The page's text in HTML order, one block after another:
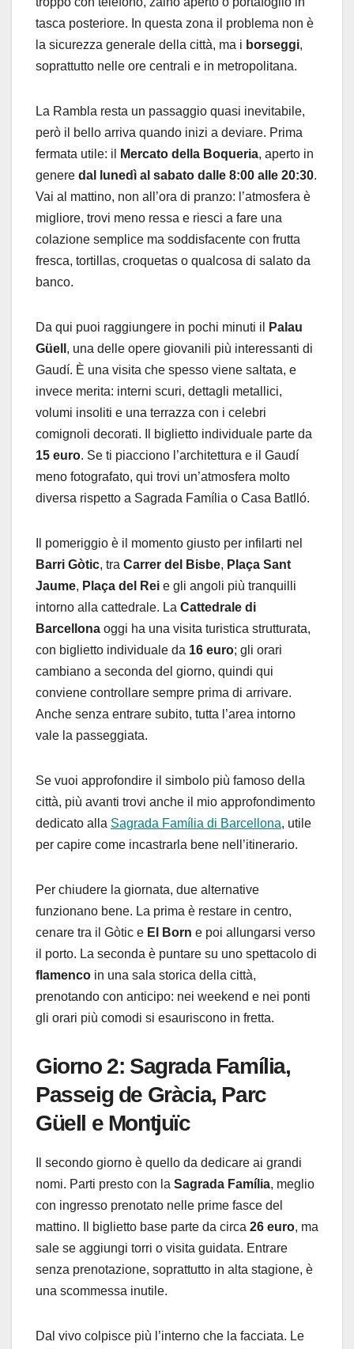
tasca posteriore. In questa zona il problema non è
la sicurezza generale della città, ma i borseggi,
soprattutto nelle ore centrali e in metropolitana.
La Rambla resta un passaggio quasi inevitabile,
però il bello arriva quando inizi a deviare. Prima
fermata utile: il
Mercato della Boqueria, aperto in
genere dal lunedì al sabato dalle 8:00 alle 20:30.
Vai al mattino, non all’ora di pranzo: l’atmosfera è
migliore, trovi meno ressa e riesci a fare una
colazione semplice ma soddisfacente con frutta
fresca, tortillas, croquetas o qualcosa di salato da
banco.
Da qui puoi raggiungere in pochi minuti il
Palau
Güell , una delle opere giovanili più interessanti di
Gaudí. È una visita che spesso viene saltata, e
invece merita: interni scuri, dettagli metallici,
volumi insoliti e una terrazza con i celebri
comignoli decorati. Il biglietto individuale parte da
15 euro. Se ti piacciono l’architettura e il Gaudí
meno fotografato, qui trovi un’atmosfera molto
diversa rispetto a Sagrada Família o Casa Batlló.
Il pomeriggio è il momento giusto per infilarti nel
Barri Gòtic, tra Carrer del Bisbe, Plaça Sant
Jaume, Plaça del Rei e gli angoli più tranquilli
intorno alla cattedrale. La Cattedrale di
Barcellona oggi ha una visita turistica strutturata,
con biglietto individuale da 16 euro; gli orari
cambiano a seconda del giorno, quindi qui
conviene controllare sempre prima di arrivare.
Anche senza entrare subito, tutta l’area intorno
vale la passeggiata.
Se vuoi approfondire il simbolo più famoso della
città, più avanti trovi anche il mio approfondimento
dedicato alla Sagrada Família di Barcellona, utile
per capire come incastrarla bene nell’itinerario.
Per chiudere la giornata, due alternative
funzionano bene. La prima è restare in centro,
cenare tra il Gòtic e El Born e poi allungarsi verso
il porto. La seconda è puntare su uno spettacolo di
flamenco in una sala storica della città,
prenotando con anticipo: nei weekend e nei ponti
gli orari più comodi si esauriscono in fretta.
Giorno 2: Sagrada Família,
Passeig de Gràcia, Parc
Güell e Montjuïc
Il secondo giorno è quello da dedicare ai grandi
nomi. Parti presto con la Sagrada Família, meglio
con ingresso prenotato nelle prime fasce del
mattino. Il biglietto base parte da circa 26 euro, ma
sale se aggiungi torri o visita guidata. Entrare
senza prenotazione, soprattutto in alta stagione, è
una scommessa inutile.
Dal vivo colpisce più l’interno che la facciata. Le